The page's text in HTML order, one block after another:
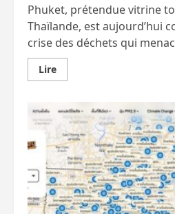
Phuket, prétendue vitrine
Thaïlande, est aujourd’hui
crise des déchets qui
LireEn
savoir
Phuket
:
futur
incinérateur
de
déchets
bloqué
par
la
bureaucratie.